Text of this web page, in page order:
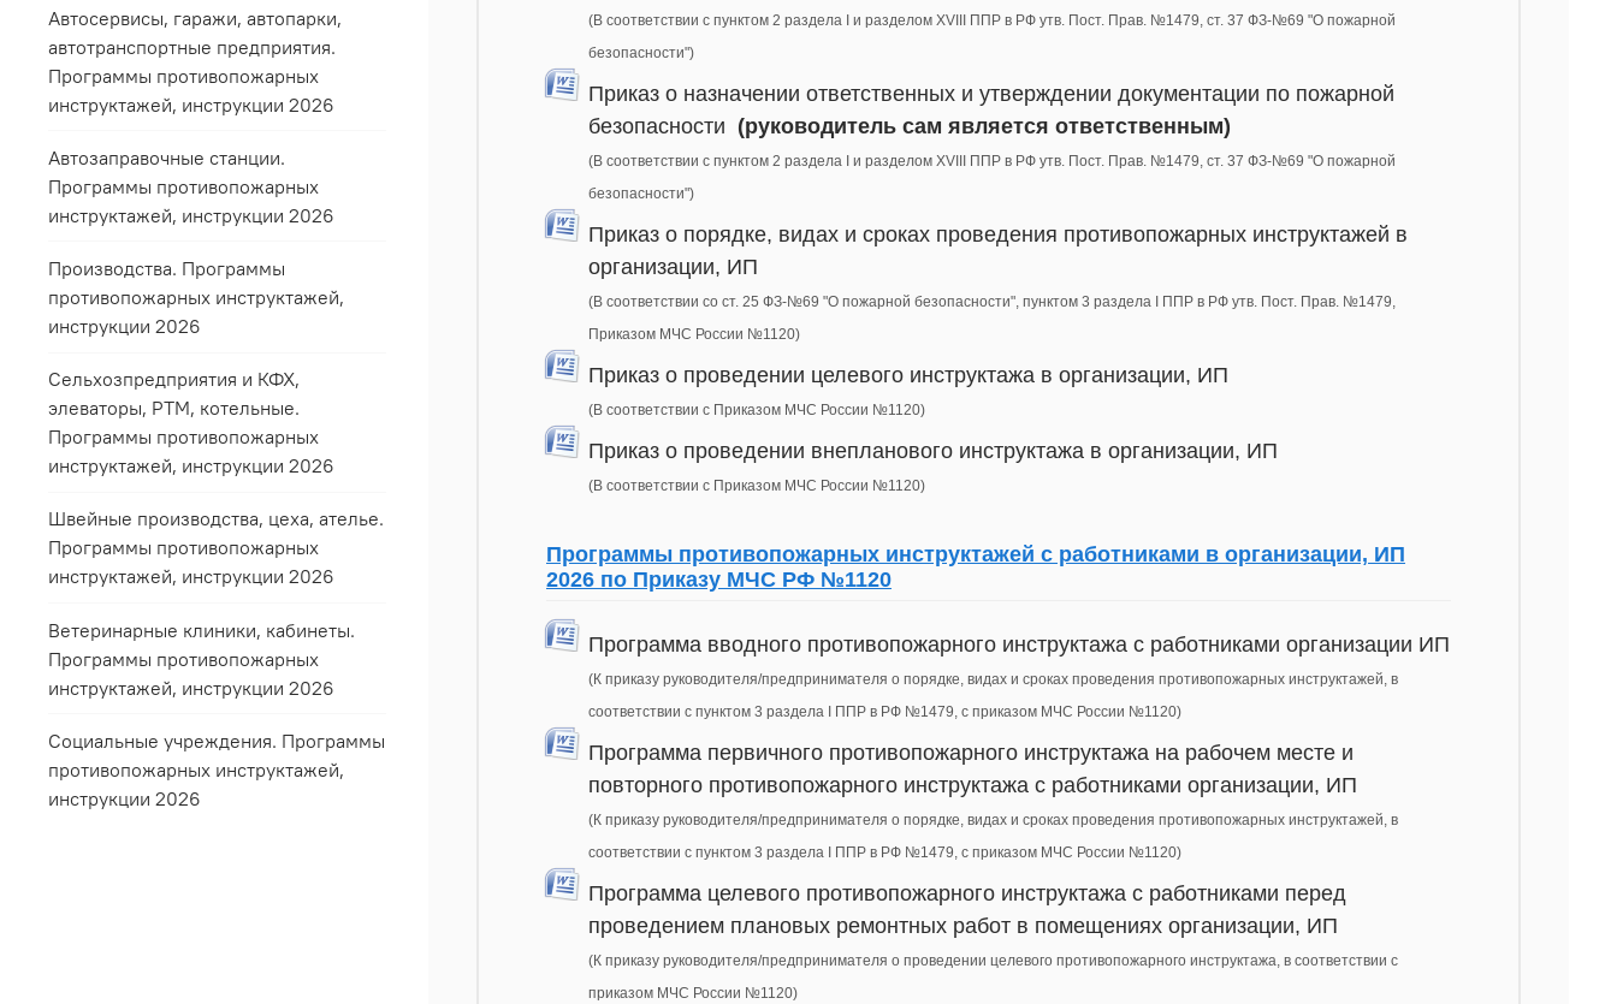
(В соответствии с пунктом 2 раздела I и разделом XVIII ППР в РФ утв. Пост. Прав. №1479, ст. 37 ФЗ-№69 "О пожарной
безопасности")
Приказ о назначении ответственных и утверждении документации по пожарной
безопасности (руководитель сам является ответственным)
(В соответствии с пунктом 2 раздела I и разделом XVIII ППР в РФ утв. Пост. Прав. №1479, ст. 37 ФЗ-№69 "О пожарной
безопасности")
Приказ о порядке, видах и сроках проведения противопожарных инструктажей в
организации, ИП
(В соответствии со ст. 25 ФЗ-№69 "О пожарной безопасности", пунктом 3 раздела I ППР в РФ утв. Пост. Прав. №1479,
Приказом МЧС России №1120)
Приказ о проведении целевого инструктажа в организации, ИП
(В соответствии с Приказом МЧС России №1120)
Приказ о проведении внепланового инструктажа в организации, ИП
(В соответствии с Приказом МЧС России №1120)
Программы противопожарных инструктажей с работниками в организации, ИП
2026 по Приказу МЧС РФ №1120
Программа вводного противопожарного инструктажа с работниками организации ИП
(К приказу руководителя/предпринимателя о порядке, видах и сроках проведения противопожарных инструктажей, в
соответствии с пунктом 3 раздела I ППР в РФ №1479, с приказом МЧС России №1120)
Программа первичного противопожарного инструктажа на рабочем месте и
повторного противопожарного инструктажа с работниками организации, ИП
(К приказу руководителя/предпринимателя о порядке, видах и сроках проведения противопожарных инструктажей, в
соответствии с пунктом 3 раздела I ППР в РФ №1479, с приказом МЧС России №1120)
Программа целевого противопожарного инструктажа с работниками перед
проведением плановых ремонтных работ в помещениях организации, ИП
(К приказу руководителя/предпринимателя о проведении целевого противопожарного инструктажа, в соответствии с
приказом МЧС России №1120)
Автосервисы, гаражи, автопарки,
автотранспортные предприятия.
Программы противопожарных
инструктажей, инструкции 2026
Автозаправочные станции.
Программы противопожарных
инструктажей, инструкции 2026
Производства. Программы
противопожарных инструктажей,
инструкции 2026
Сельхозпредприятия и КФХ,
элеваторы, РТМ, котельные.
Программы противопожарных
инструктажей, инструкции 2026
Швейные производства, цеха, ателье.
Программы противопожарных
инструктажей, инструкции 2026
Ветеринарные клиники, кабинеты.
Программы противопожарных
инструктажей, инструкции 2026
Социальные учреждения. Программы
противопожарных инструктажей,
инструкции 2026